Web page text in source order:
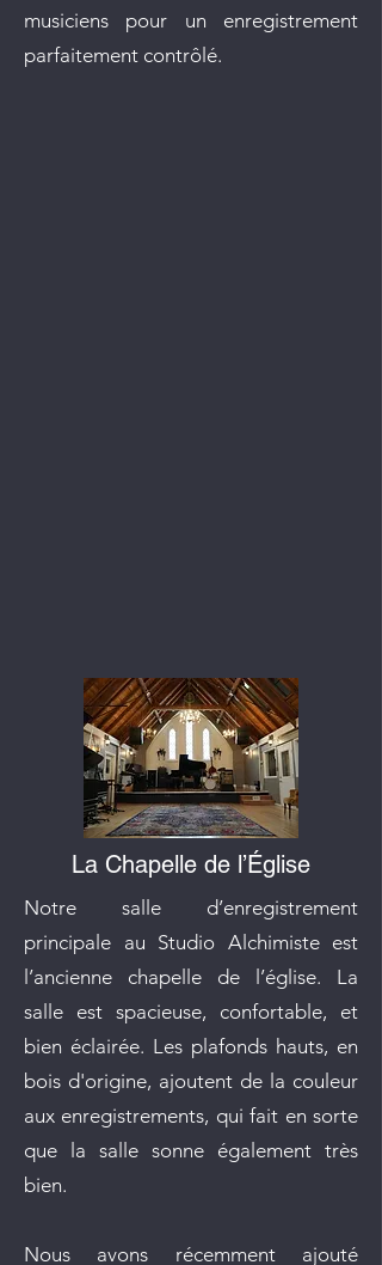
musiciens pour un enregistrement
parfaitement contrôlé.
La Chapelle de l’Église
Notre salle d’enregistrement
principale au Studio Alchimiste est
l’ancienne chapelle de l’église. La
salle est spacieuse, confortable, et
bien éclairée. Les plafonds hauts, en
bois d'origine, ajoutent de la couleur
aux enregistrements, qui fait en sorte
que la salle sonne également très
bien.
Nous avons récemment ajouté